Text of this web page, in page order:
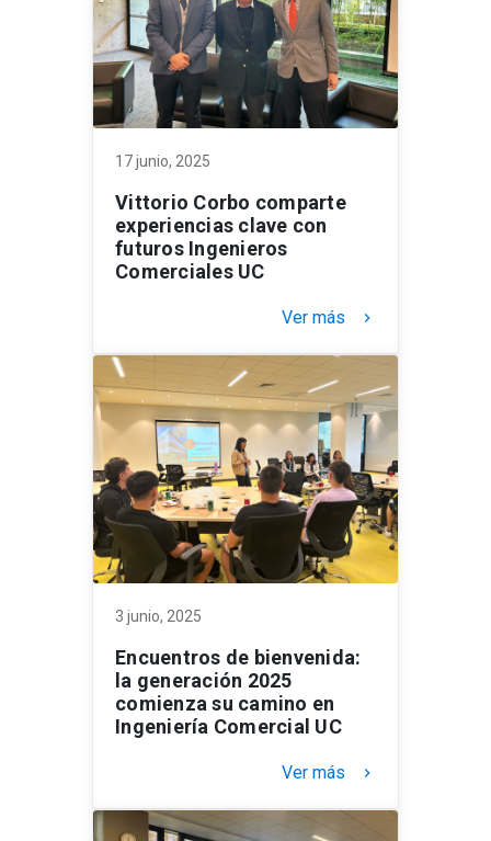
17 junio, 2025
Vittorio Corbo comparte
experiencias clave con
futuros Ingenieros
Comerciales UC
Ver más keyboard_arrow_right
3 junio, 2025
Encuentros de bienvenida:
la generación 2025
comienza su camino en
Ingeniería Comercial UC
Ver más keyboard_arrow_right